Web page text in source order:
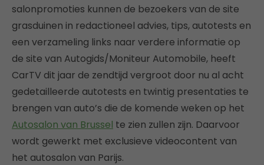
salonpromoties kunnen de bezoekers van de site
grasduinen in redactioneel advies, tips, autotests en
een verzameling links naar verdere informatie op
de site van Autogids/Moniteur Automobile, heeft
CarTV dit jaar de zendtijd vergroot door nu al acht
gedetailleerde autotests en twintig presentaties te
brengen van auto’s die de komende weken op het
Autosalon van Brussel te zien zullen zijn. Daarvoor
wordt gewerkt met exclusieve videocontent van
het autosalon van Parijs.